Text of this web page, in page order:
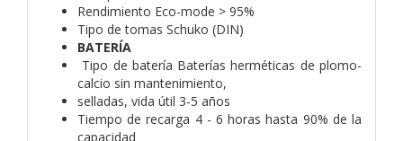
Rendimiento Eco-mode > 95%
Tipo de tomas Schuko (DIN)
BATERÍA
Tipo de batería Baterías herméticas de plomo-
calcio sin mantenimiento,
selladas, vida útil 3-5 años
Tiempo de recarga 4 - 6 horas hasta 90% de la
capacidad